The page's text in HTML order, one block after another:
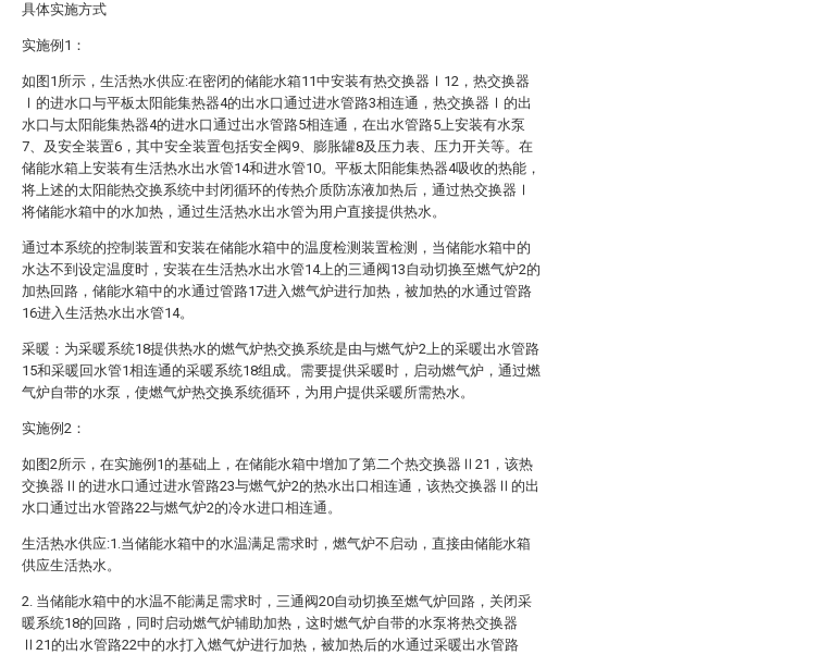
具体实施方式
实施例1：
如图1所示，生活热水供应:在密闭的储能水箱11中安装有热交换器Ⅰ12，热交换器
Ⅰ的进水口与平板太阳能集热器4的出水口通过进水管路3相连通，热交换器Ⅰ的出
水口与太阳能集热器4的进水口通过出水管路5相连通，在出水管路5上安装有水泵
7、及安全装置6，其中安全装置包括安全阀9、膨胀罐8及压力表、压力开关等。在
储能水箱上安装有生活热水出水管14和进水管10。平板太阳能集热器4吸收的热能，
将上述的太阳能热交换系统中封闭循环的传热介质防冻液加热后，通过热交换器Ⅰ
将储能水箱中的水加热，通过生活热水出水管为用户直接提供热水。
通过本系统的控制装置和安装在储能水箱中的温度检测装置检测，当储能水箱中的
水达不到设定温度时，安装在生活热水出水管14上的三通阀13自动切换至燃气炉2的
加热回路，储能水箱中的水通过管路17进入燃气炉进行加热，被加热的水通过管路
16进入生活热水出水管14。
采暖：为采暖系统18提供热水的燃气炉热交换系统是由与燃气炉2上的采暖出水管路
15和采暖回水管1相连通的采暖系统18组成。需要提供采暖时，启动燃气炉，通过燃
气炉自带的水泵，使燃气炉热交换系统循环，为用户提供采暖所需热水。
实施例2：
如图2所示，在实施例1的基础上，在储能水箱中增加了第二个热交换器Ⅱ21，该热
交换器Ⅱ的进水口通过进水管路23与燃气炉2的热水出口相连通，该热交换器Ⅱ的出
水口通过出水管路22与燃气炉2的冷水进口相连通。
生活热水供应:1.当储能水箱中的水温满足需求时，燃气炉不启动，直接由储能水箱
供应生活热水。
2. 当储能水箱中的水温不能满足需求时，三通阀20自动切换至燃气炉回路，关闭采
暖系统18的回路，同时启动燃气炉辅助加热，这时燃气炉自带的水泵将热交换器
Ⅱ21的出水管路22中的水打入燃气炉进行加热，被加热后的水通过采暖出水管路